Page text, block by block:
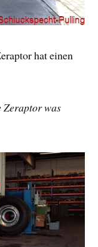
hat einen
Zeraptor was